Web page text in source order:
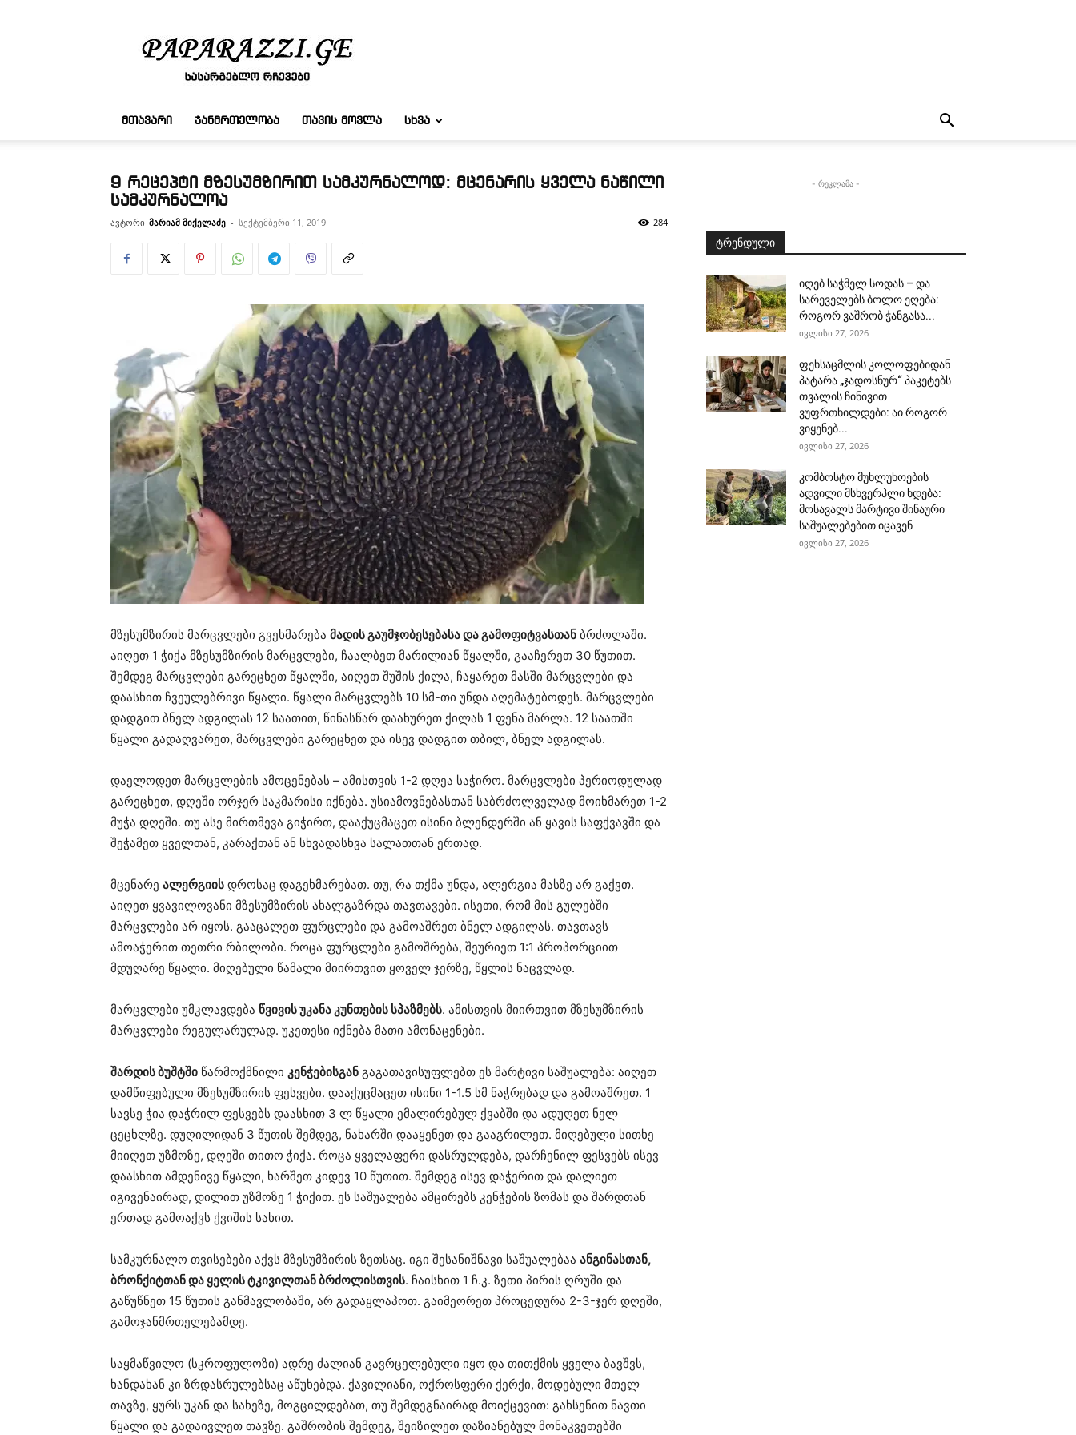
რჩევები
ᲛᲗᲐᲕᲐᲠᲘ ᲯᲐᲜᲛᲠᲗᲔᲚᲝᲑᲐ ᲗᲐᲕᲘᲡ ᲛᲝᲕᲚᲐ ᲡᲮᲕᲐ
9 რეცეპტი მზესუმზირით სამკურნალოდ: მცენარის ყველა ნაწილი
სამკურნალოა
ავტორი მარიამ მიქელაძე - სექტემბერი 11, 2019 284
მზესუმზირის მარცვლები გვეხმარება მადის გაუმჯობესებასა და გამოფიტვასთან ბრძოლაში.
აიღეთ 1 ჭიქა მზესუმზირის მარცვლები, ჩაალბეთ მარილიან წყალში, გააჩერეთ 30 წუთით.
შემდეგ მარცვლები გარეცხეთ წყალში, აიღეთ შუშის ქილა, ჩაყარეთ მასში მარცვლები და
დაასხით ჩვეულებრივი წყალი. წყალი მარცვლებს 10 სმ-თი უნდა აღემატებოდეს. მარცვლები
დადგით ბნელ ადგილას 12 საათით, წინასწარ დაახურეთ ქილას 1 ფენა მარლა. 12 საათში
წყალი გადაღვარეთ, მარცვლები გარეცხეთ და ისევ დადგით თბილ, ბნელ ადგილას.
დაელოდეთ მარცვლების ამოცენებას – ამისთვის 1-2 დღეა საჭირო. მარცვლები პერიოდულად
გარეცხეთ, დღეში ორჯერ საკმარისი იქნება. უსიამოვნებასთან საბრძოლველად მოიხმარეთ 1-2
მუჭა დღეში. თუ ასე მირთმევა გიჭირთ, დააქუცმაცეთ ისინი ბლენდერში ან ყავის საფქვავში და
შეჭამეთ ყველთან, კარაქთან ან სხვადასხვა სალათთან ერთად.
მცენარე ალერგიის დროსაც დაგეხმარებათ. თუ, რა თქმა უნდა, ალერგია მასზე არ გაქვთ.
აიღეთ ყვავილოვანი მზესუმზირის ახალგაზრდა თავთავები. ისეთი, რომ მის გულებში
მარცვლები არ იყოს. გააცალეთ ფურცლები და გამოაშრეთ ბნელ ადგილას. თავთავს
ამოაჭერით თეთრი რბილობი. როცა ფურცლები გამოშრება, შეურიეთ 1:1 პროპორციით
მდუღარე წყალი. მიღებული წამალი მიირთვით ყოველ ჯერზე, წყლის ნაცვლად.
მარცვლები უმკლავდება წვივის უკანა კუნთების სპაზმებს. ამისთვის მიირთვით მზესუმზირის
მარცვლები რეგულარულად. უკეთესი იქნება მათი ამონაცენები.
შარდის ბუშტში წარმოქმნილი კენჭებისგან გაგათავისუფლებთ ეს მარტივი საშუალება: აიღეთ
დამწიფებული მზესუმზირის ფესვები. დააქუცმაცეთ ისინი 1-1.5 სმ ნაჭრებად და გამოაშრეთ. 1
სავსე ჭია დაჭრილ ფესვებს დაასხით 3 ლ წყალი ემალირებულ ქვაბში და ადუღეთ ნელ
ცეცხლზე. დუღილიდან 3 წუთის შემდეგ, ნახარში დააყენეთ და გააგრილეთ. მიღებული სითხე
მიიღეთ უზმოზე, დღეში თითო ჭიქა. როცა ყველაფერი დასრულდება, დარჩენილ ფესვებს ისევ
დაასხით ამდენივე წყალი, ხარშეთ კიდევ 10 წუთით. შემდეგ ისევ დაჭერით და დალიეთ
იგივენაირად, დილით უზმოზე 1 ჭიქით. ეს საშუალება ამცირებს კენჭების ზომას და შარდთან
ერთად გამოაქვს ქვიშის სახით.
სამკურნალო თვისებები აქვს მზესუმზირის ზეთსაც. იგი შესანიშნავი საშუალებაა ანგინასთან,
ბრონქიტთან და ყელის ტკივილთან ბრძოლისთვის. ჩაისხით 1 ჩ.კ. ზეთი პირის ღრუში და
გაწუწნეთ 15 წუთის განმავლობაში, არ გადაყლაპოთ. გაიმეორეთ პროცედურა 2-3-ჯერ დღეში,
გამოჯანმრთელებამდე.
საყმაწვილო (სკროფულოზი) ადრე ძალიან გავრცელებული იყო და თითქმის ყველა ბავშვს,
ხანდახან კი ზრდასრულებსაც აწუხებდა. ქავილიანი, ოქროსფერი ქერქი, მოდებული მთელ
თავზე, ყურს უკან და სახეზე, მოგცილდებათ, თუ შემდეგნაირად მოიქცევით: გახსენით ნავთი
წყალი და გადაივლეთ თავზე. გაშრობის შემდეგ, შეიზილეთ დაზიანებულ მონაკვეთებში
- რეკლამა -
ტრენდული
იღებ საჭმელ სოდას – და
სარეველებს ბოლო ეღება:
როგორ ვაშრობ ჭანგასა...
ივლისი 27, 2026
ფეხსაცმლის კოლოფებიდან
პატარა „ჯადოსნურ“ პაკეტებს
თვალის ჩინივით
ვუფრთხილდები: აი როგორ
ვიყენებ...
ივლისი 27, 2026
კომბოსტო მუხლუხოების
ადვილი მსხვერპლი ხდება:
მოსავალს მარტივი შინაური
საშუალებებით იცავენ
ივლისი 27, 2026